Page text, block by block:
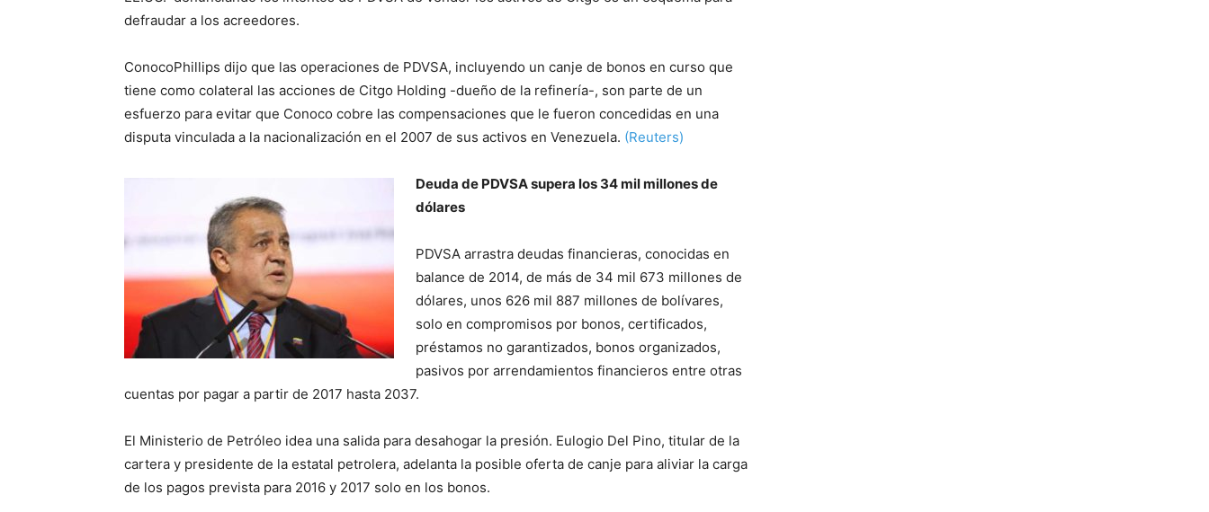
defraudar a los acreedores.
ConocoPhillips dijo que las operaciones de PDVSA, incluyendo un canje de bonos en curso que
tiene como colateral las acciones de Citgo Holding -dueño de la refinería-, son parte de un
esfuerzo para evitar que Conoco cobre las compensaciones que le fueron concedidas en una
disputa vinculada a la nacionalización en el 2007 de sus activos en Venezuela. (Reuters)
Deuda de PDVSA supera los 34 mil millones de
dólares
PDVSA arrastra deudas financieras, conocidas en
balance de 2014, de más de 34 mil 673 millones de
dólares, unos 626 mil 887 millones de bolívares,
solo en compromisos por bonos, certificados,
préstamos no garantizados, bonos organizados,
pasivos por arrendamientos financieros entre otras
cuentas por pagar a partir de 2017 hasta 2037.
El Ministerio de Petróleo idea una salida para desahogar la presión. Eulogio Del Pino, titular de la
cartera y presidente de la estatal petrolera, adelanta la posible oferta de canje para aliviar la carga
de los pagos prevista para 2016 y 2017 solo en los bonos.